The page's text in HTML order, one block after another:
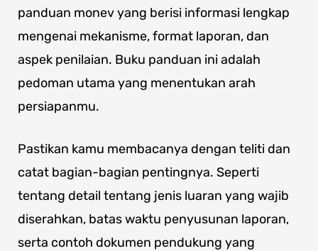
panduan monev yang berisi informasi lengkap
mengenai mekanisme, format laporan, dan
aspek penilaian. Buku panduan ini adalah
pedoman utama yang menentukan arah
persiapanmu.
Pastikan kamu membacanya dengan teliti dan
catat bagian-bagian pentingnya. Seperti
tentang detail tentang jenis luaran yang wajib
diserahkan, batas waktu penyusunan laporan,
serta contoh dokumen pendukung yang